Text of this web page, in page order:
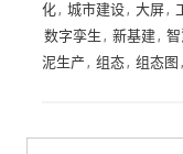
化, 城市建设, 大屏,
数字孪生 , 新基建,
泥生产 , 组态, 组态图 ,